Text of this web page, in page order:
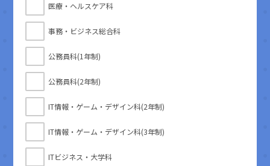
医療・ヘルスケア科
事務・ビジネス総合科
公務員科(1年制)
公務員科(2年制)
IT情報・ゲーム・デザイン科(2年制)
IT情報・ゲーム・デザイン科(3年制)
ITビジネス・大学科